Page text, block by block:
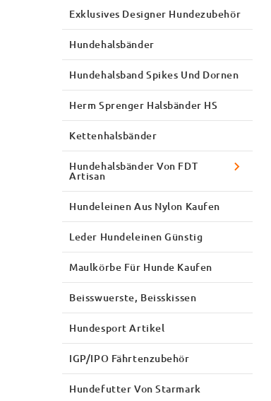
Exklusives Designer Hundezubehör
Hundehalsbänder
Hundehalsband Spikes Und Dornen
Herm Sprenger Halsbänder HS
Kettenhalsbänder
Hundehalsbänder Von FDT
Artisan
Hundeleinen Aus Nylon Kaufen
Leder Hundeleinen Günstig
Maulkörbe Für Hunde Kaufen
Beisswuerste, Beisskissen
Hundesport Artikel
IGP/IPO Fährtenzubehör
Hundefutter Von Starmark